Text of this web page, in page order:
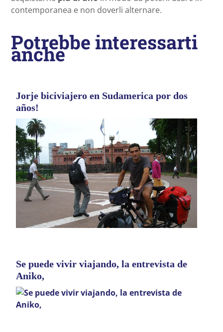
contemporanea e non doverli alternare.
Potrebbe interessarti
anche
Jorje biciviajero en Sudamerica por dos
años!
Se puede vivir viajando, la entrevista de
Aniko,